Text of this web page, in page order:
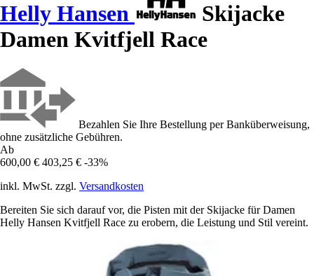
Helly Hansen
Skijacke
Damen Kvitfjell Race
Bezahlen Sie Ihre Bestellung per Banküberweisung,
ohne zusätzliche Gebühren.
Ab
600,00 € 403,25 € -33%
inkl. MwSt. zzgl. Versandkosten
Bereiten Sie sich darauf vor, die Pisten mit der Skijacke für Damen
Helly Hansen Kvitfjell Race zu erobern, die Leistung und Stil vereint.